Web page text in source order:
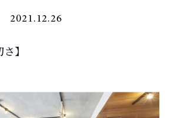
2021.12.26
】